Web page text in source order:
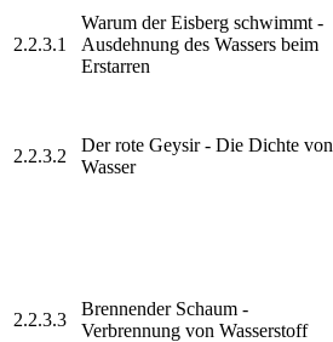
2.2.3.1
Warum der Eisberg schwimmt -
Ausdehnung des Wassers beim
Erstarren
2.2.3.2
Der rote Geysir - Die Dichte von
Wasser
2.2.3.3
Brennender Schaum -
Verbrennung von Wasserstoff